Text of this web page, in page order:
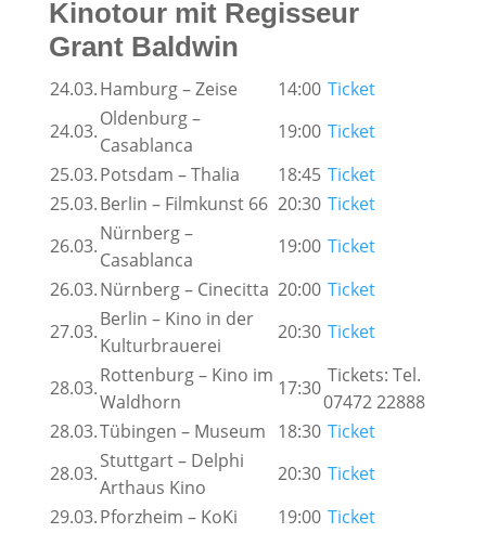
Kinotour mit Regisseur
Grant Baldwin
24.03.Hamburg – Zeise 14:00 Ticket
24.03.
Oldenburg –
Casablanca
19:00 Ticket
25.03.Potsdam – Thalia 18:45 Ticket
25.03.Berlin – Filmkunst 66 20:30 Ticket
26.03.
Nürnberg –
Casablanca
19:00 Ticket
26.03.Nürnberg – Cinecitta 20:00 Ticket
27.03.
Berlin – Kino in der
Kulturbrauerei
20:30 Ticket
28.03.
Rottenburg – Kino im
Waldhorn
17:30
Tickets: Tel.
07472 22888
28.03.Tübingen – Museum 18:30 Ticket
28.03.
Stuttgart – Delphi
Arthaus Kino
20:30 Ticket
29.03.Pforzheim – KoKi 19:00 Ticket